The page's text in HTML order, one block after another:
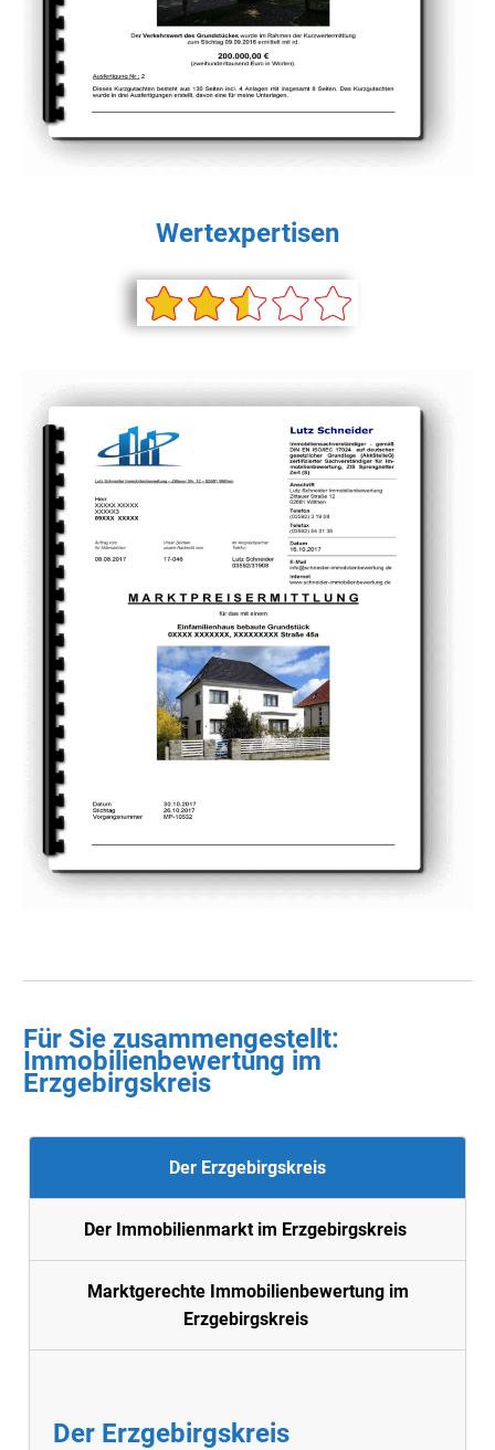
Wertexpertisen
Für Sie zusammengestellt :
Immobilienbewertung im
Erzgebirgskreis
Der Erzgebirgskreis
Der Immobilienmarkt im Erzgebirgskreis
Marktgerechte Immobilienbewertung im
Erzgebirgskreis
Der Erzgebirgskreis